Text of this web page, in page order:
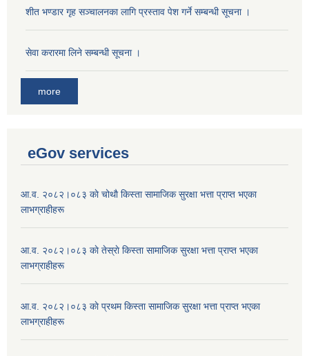
शीत भण्डार गृह सञ्चालनका लागि प्रस्ताव पेश गर्ने सम्बन्धी सूचना ।
सेवा करारमा लिने सम्बन्धी सूचना ।
more
eGov services
आ.व. २०८२।०८३ काे चोथाै‌ किस्ता सामाजिक सुरक्षा भत्ता प्राप्त भएका
लाभग्राहीहरू
आ.व. २०८२।०८३ काे तेस्राे किस्ता सामाजिक सुरक्षा भत्ता प्राप्त भएका
लाभग्राहीहरू
आ.व. २०८२।०८३ काे प्रथम किस्ता सामाजिक सुरक्षा भत्ता प्राप्त भएका
लाभग्राहीहरू